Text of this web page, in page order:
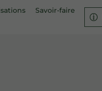
Savoir-faire